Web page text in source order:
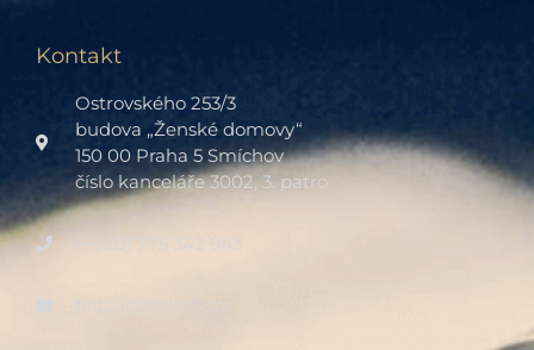
Kontakt
Ostrovského 253/3
budova „Ženské domovy“
150 00 Praha 5 Smíchov
číslo kanceláře 3002, 3. patro
(+420) 775 342 943
fintalk@fintalk.cz